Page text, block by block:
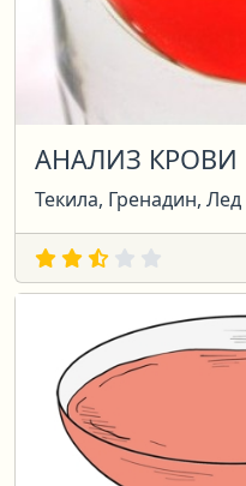
АНАЛИЗ КРОВИ
Текила, Гренадин, Лед